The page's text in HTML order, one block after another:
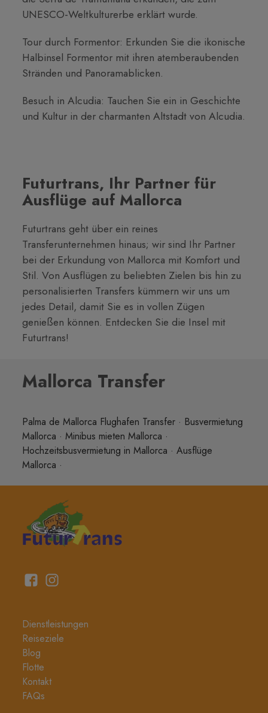
UNESCO-Weltkulturerbe erklärt wurde.
Tour durch Formentor: Erkunden Sie die ikonische
Halbinsel Formentor mit ihren atemberaubenden
Stränden und Panoramablicken.
Besuch in Alcudia: Tauchen Sie ein in Geschichte
und Kultur in der charmanten Altstadt von Alcudia.
Futurtrans, Ihr Partner für
Ausflüge auf Mallorca
Futurtrans geht über ein reines
Transferunternehmen hinaus; wir sind Ihr Partner
bei der Erkundung von Mallorca mit Komfort und
Stil. Von Ausflügen zu beliebten Zielen bis hin zu
personalisierten Transfers kümmern wir uns um
jedes Detail, damit Sie es in vollen Zügen
genießen können. Entdecken Sie die Insel mit
Futurtrans!
Mallorca Transfer
Palma de Mallorca Flughafen Transfer · Busvermietung
Mallorca · Minibus mieten Mallorca ·
Hochzeitsbusvermietung in Mallorca · Ausflüge
Mallorca ·
Dienstleistungen
Reiseziele
Blog
Flotte
Kontakt
FAQs